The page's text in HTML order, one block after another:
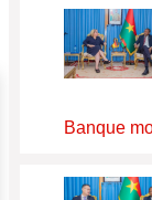
Banque